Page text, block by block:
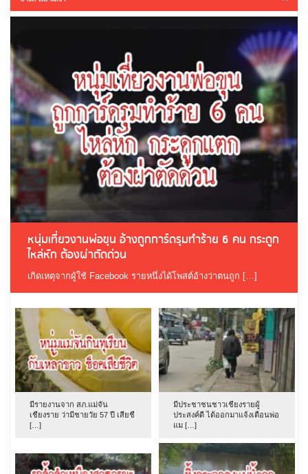
หนุ่มเที่ยวงานพ่อขุน อ้างถูกการ์ดรุมทำร้าย 6 คน กระดูก
ไหล่หัก ต้องผ่าตัดด่วน
เกิดเหตุจากผู้ใช้ Facebook รายหนึ่งได้โพสต์อ้างว่าตนถูก […]
มีรายงานจาก สภ.แม่จัน
เชียงราย ว่ามีชายวัย 57 ปี เสียชี
[…]
มีประชาชนชาวเชียงรายผู้
ประสงค์ดี ได้ออกมาแจ้งเตือนพ่อ
แม […]